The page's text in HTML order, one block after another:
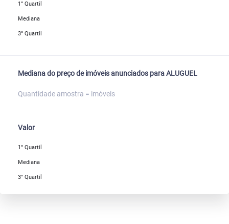
1° Quartil
Mediana
3° Quartil
Mediana do preço de imóveis anunciados para ALUGUEL
Quantidade amostra = imóveis
Valor
1° Quartil
Mediana
3° Quartil